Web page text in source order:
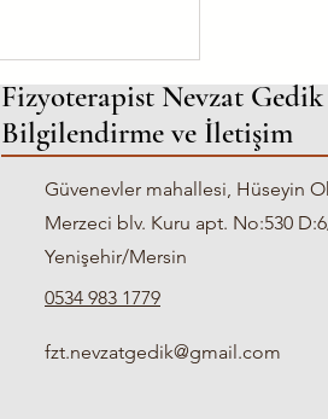
Fizyoterapist Nevzat
Bilgilendirme ve İletişim
Güvenevler mahallesi, Hüseyin
Merzeci blv. Kuru apt. No:530
Yenişehir/Mersin
0534 983 1779
fzt.nevzatgedik@gmail.com